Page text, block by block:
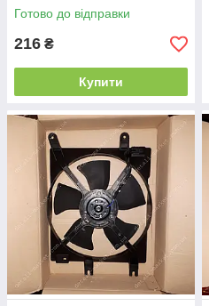
Готово до відправки
216 ₴
Купити